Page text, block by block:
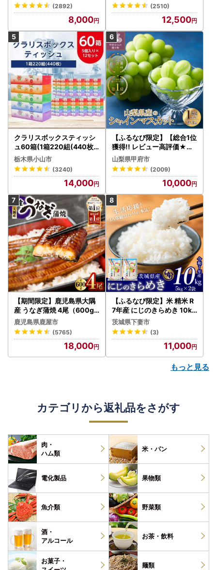
冷凍 ）
(2892)
8,000
(2510)
12,500
クラリスボックスティッシ
ュ60箱(1箱220組(440枚))
(5個入り×12セット)【配送
不可地域：離島・沖縄県】
【1256759】
栃木県小山市
(3240)
14,000
【ふるなび限定】【総合1位
獲得!! レビュー高評価★】
〈2026年度配送分〉山梨
県産 シャインマスカット 2
～3房（1.0kg以上）シャイ
ン フルーツ FN-Limited-S
P
山梨県甲府市
(2009)
10,000
【期間限定】鹿児島県大隅
産 うなぎ蒲焼 4尾（600g
） KN007-004-04-cp18
うなぎ 鰻 魚 惣菜 総菜
鹿児島県鹿屋市
(5765)
18,000
【ふるなび限定】米 精米 R
7年産 にじのきらめき 10kg
10月 FN-Limited-PR
茨城県下妻市
(3)
11,000
もっと見る
カテゴリから返礼品をさがす
肉・
ハム類
米・パン
電化製品 果物類
魚介類 野菜類
酒・
アルコール
お茶・ 飲料
お菓子・
麺類